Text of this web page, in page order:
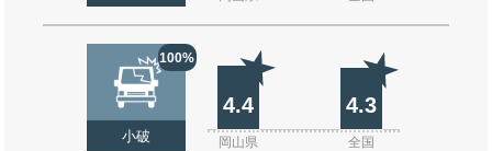
100%
小破
4.4 4.3
岡山県 全国